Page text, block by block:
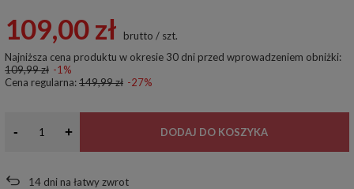
109,00 zł brutto / szt.
Najniższa cena produktu w okresie 30 dni przed wprowadzeniem obniżki:
109,99 zł -1%
Cena regularna:149,99 zł -27%
- + DODAJ DO KOSZYKA
14 dni na łatwy zwrot